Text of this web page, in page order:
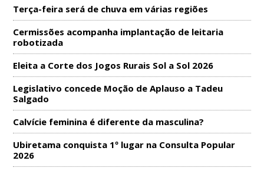
Terça-feira será de chuva em várias regiões
Cermissões acompanha implantação de leitaria
robotizada
Eleita a Corte dos Jogos Rurais Sol a Sol 2026
Legislativo concede Moção de Aplauso a Tadeu
Salgado
Calvície feminina é diferente da masculina?
Ubiretama conquista 1º lugar na Consulta Popular
2026